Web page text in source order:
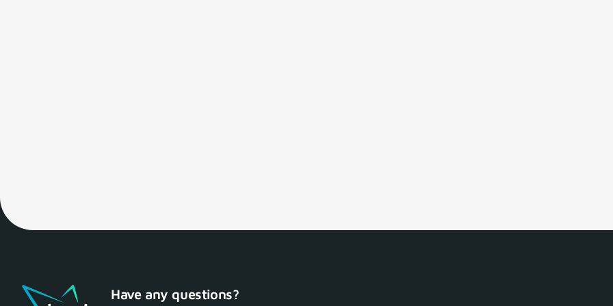
Have any questions?